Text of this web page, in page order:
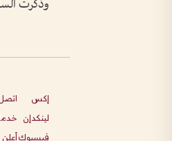
وذكرت
إكس
لينكدإن
فيسبوك